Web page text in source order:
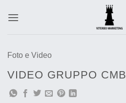
Foto e Video
VIDEO GRUPPO CMB